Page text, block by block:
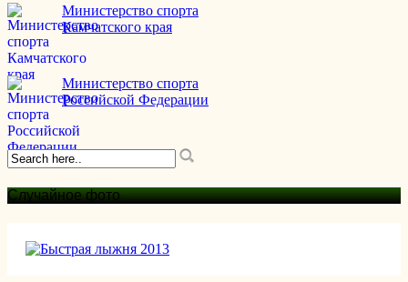
Министерство спорта
Камчатского края
Министерство спорта
Российской Федерации
Случайное фото